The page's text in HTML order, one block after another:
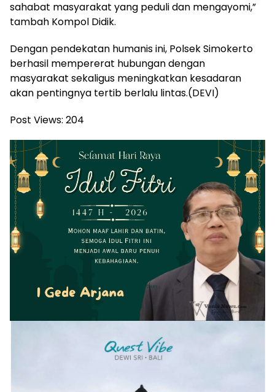
sahabat masyarakat yang peduli dan mengayomi,”
tambah Kompol Didik.
Dengan pendekatan humanis ini, Polsek Simokerto
berhasil mempererat hubungan dengan
masyarakat sekaligus meningkatkan kesadaran
akan pentingnya tertib berlalu lintas.(DEVI)
Post Views: 204